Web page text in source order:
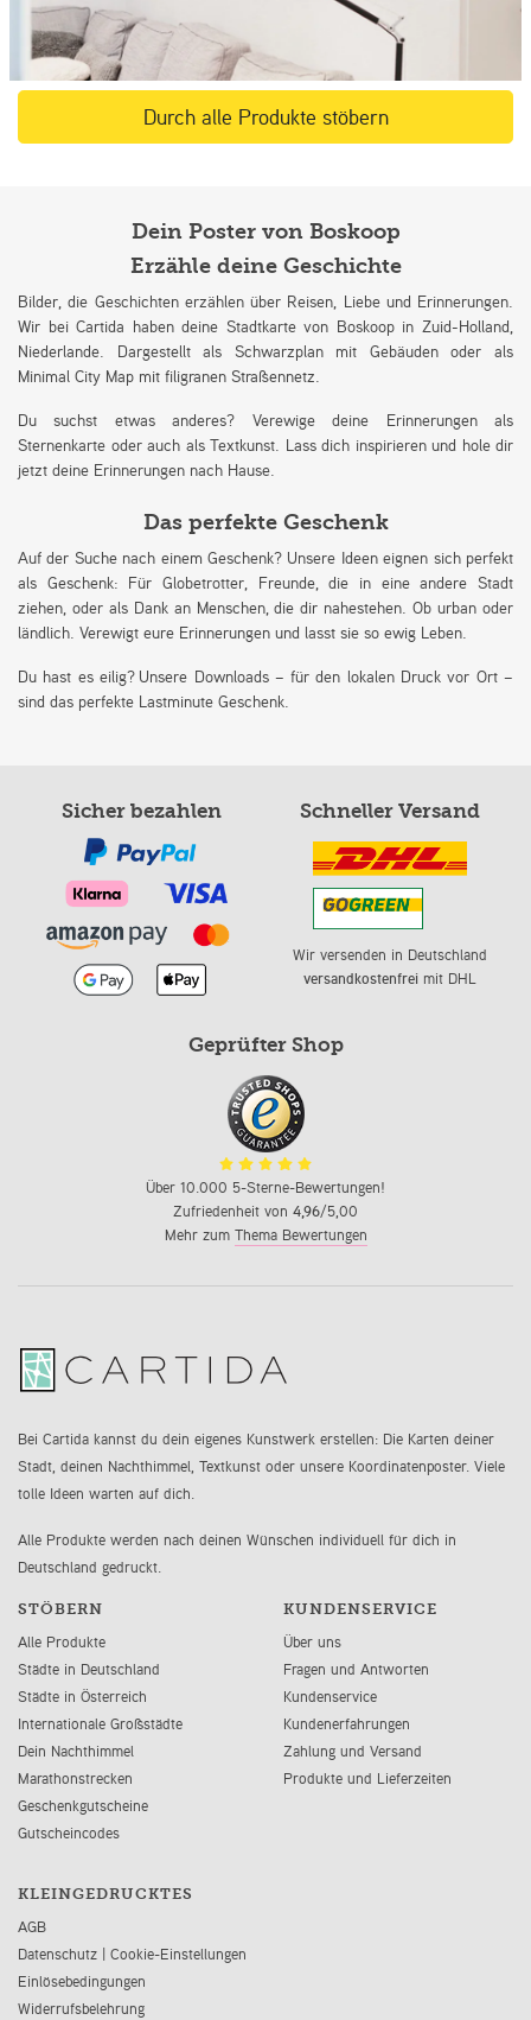
Durch alle Produkte stöbern
Dein Poster von Boskoop
Erzähle deine Geschichte
Bilder, die Geschichten erzählen über Reisen, Liebe und Erinnerungen.
Wir bei Cartida haben deine Stadtkarte von Boskoop in Zuid-Holland,
Niederlande. Dargestellt als Schwarzplan mit Gebäuden oder als
Minimal City Map mit filigranen Straßennetz.
Du suchst etwas anderes? Verewige deine Erinnerungen als
Sternenkarte oder auch als Textkunst. Lass dich inspirieren und hole dir
jetzt deine Erinnerungen nach Hause.
Das perfekte Geschenk
Auf der Suche nach einem Geschenk? Unsere Ideen eignen sich perfekt
als Geschenk: Für Globetrotter, Freunde, die in eine andere Stadt
ziehen, oder als Dank an Menschen, die dir nahestehen. Ob urban oder
ländlich. Verewigt eure Erinnerungen und lasst sie so ewig Leben.
Du hast es eilig? Unsere Downloads – für den lokalen Druck vor Ort –
sind das perfekte Lastminute Geschenk.
Sicher bezahlen Schneller Versand
Wir versenden in Deutschland
versandkostenfreimit DHL
Geprüfter Shop
Über 10.000 5-Sterne-Bewertungen!
Zufriedenheit von 4,96/5,00
Mehr zum Thema Bewertungen
Bei Cartida kannst du dein eigenes Kunstwerk erstellen: Die Karten deiner
Stadt, deinen Nachthimmel, Textkunst oder unsere Koordinatenposter. Viele
tolle Ideen warten auf dich.
Alle Produkte werden nach deinen Wünschen individuell für dich in
Deutschland gedruckt.
STÖBERN
Alle Produkte
Städte in Deutschland
Städte in Österreich
Internationale Großstädte
Dein Nachthimmel
Marathonstrecken
Geschenkgutscheine
Gutscheincodes
KUNDENSERVICE
Über uns
Fragen und Antworten
Kundenservice
Kundenerfahrungen
Zahlung und Versand
Produkte und Lieferzeiten
KLEINGEDRUCKTES
AGB
Datenschutz | Cookie-Einstellungen
Einlösebedingungen
Widerrufsbelehrung